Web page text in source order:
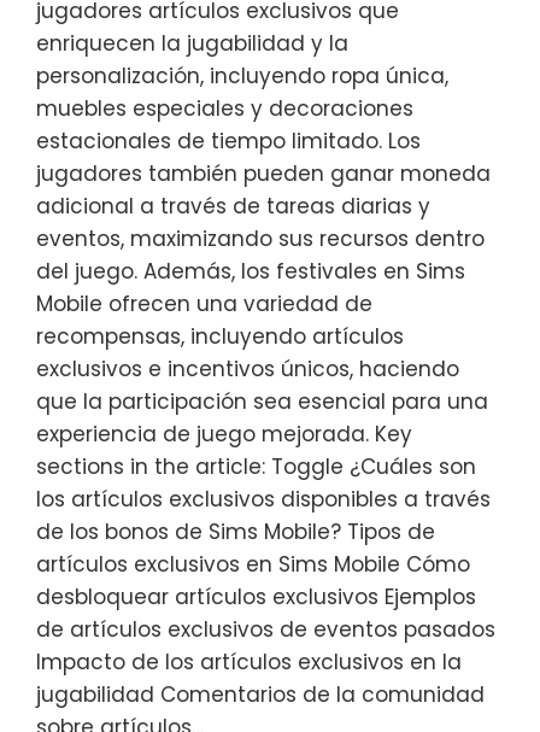
jugadores artículos exclusivos que
enriquecen la jugabilidad y la
personalización, incluyendo ropa única,
muebles especiales y decoraciones
estacionales de tiempo limitado. Los
jugadores también pueden ganar moneda
adicional a través de tareas diarias y
eventos, maximizando sus recursos dentro
del juego. Además, los festivales en Sims
Mobile ofrecen una variedad de
recompensas, incluyendo artículos
exclusivos e incentivos únicos, haciendo
que la participación sea esencial para una
experiencia de juego mejorada. Key
sections in the article: Toggle ¿Cuáles son
los artículos exclusivos disponibles a través
de los bonos de Sims Mobile? Tipos de
artículos exclusivos en Sims Mobile Cómo
desbloquear artículos exclusivos Ejemplos
de artículos exclusivos de eventos pasados
Impacto de los artículos exclusivos en la
jugabilidad Comentarios de la comunidad